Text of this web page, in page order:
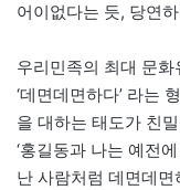
어이없다는 듯, 당연하
우리민족의 최대 문
‘데면데면하다’ 라는
을 대하는 태도가 친
‘홍길동과 나는 예전
난 사람처럼 데면데면